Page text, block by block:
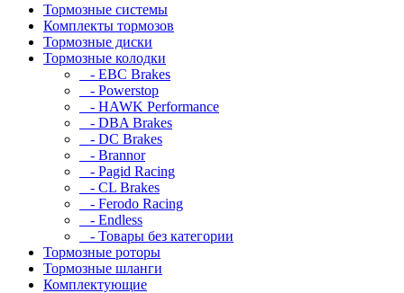
Тормозные системы
Комплекты тормозов
Тормозные диски
Тормозные колодки
- EBC Brakes
- Powerstop
- HAWK Performance
- DBA Brakes
- DC Brakes
- Brannor
- Pagid Racing
- CL Brakes
- Ferodo Racing
- Endless
- Товары без категории
Тормозные роторы
Тормозные шланги
Комплектующие